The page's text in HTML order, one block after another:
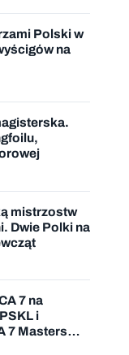
Polski w
na
mistrzostw
Dwie Polki na
7 na
i
7 Masters